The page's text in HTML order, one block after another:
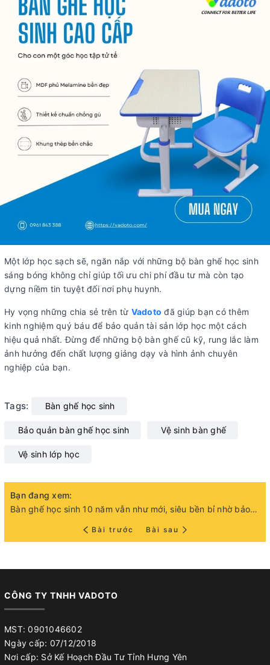
Một lớp học sạch sẽ, ngăn nắp với những bộ bàn ghế học sinh
sáng bóng không chỉ giúp tối ưu chi phí đầu tư mà còn tạo
dựng niềm tin tuyệt đối nơi phụ huynh.
Hy vọng những chia sẻ trên từ Vadoto đã giúp bạn có thêm
kinh nghiệm quý báu để bảo quản tài sản lớp học một cách
hiệu quả nhất. Đừng để những bộ bàn ghế cũ kỹ, rung lắc làm
ảnh hưởng đến chất lượng giảng dạy và hình ảnh chuyên
nghiệp của bạn.
Tags: Bàn ghế học sinh
Bảo quản bàn ghế học sinh Vệ sinh bàn ghế
Vệ sinh lớp học
Bạn đang xem:
Bàn ghế học sinh 10 năm vẫn như mới, siêu bền bỉ nhờ bảo quản đúng cách
Bài trước Bài sau
CÔNG TY TNHH VADOTO
MST: 0901046602
Ngày cấp: 07/12/2018
Nơi cấp: Sở Kế Hoạch Đầu Tư Tỉnh Hưng Yên